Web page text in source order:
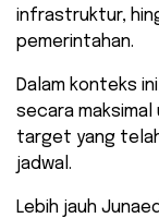
infrastruktur,
pemerintahan.
Dalam konteks
secara
target yang
jadwal.
Lebih jauh